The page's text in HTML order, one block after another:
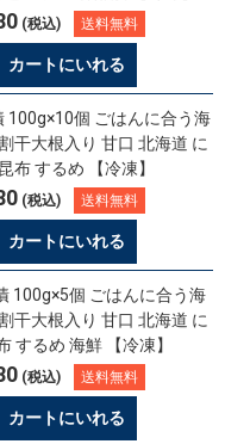
(税込) 送料無料
カートにいれる
100g×10個 ごはんに合う海
干大根入り 甘口 北海道 に
布 するめ 【冷凍】
(税込) 送料無料
カートにいれる
100g×5個 ごはんに合う海
干大根入り 甘口 北海道 に
するめ 海鮮 【冷凍】
(税込) 送料無料
カートにいれる